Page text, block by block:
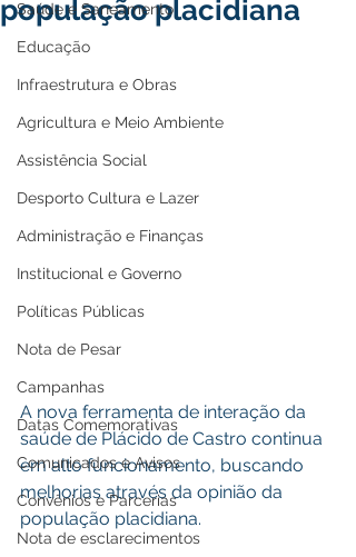
Saúde e Saneamento
Educação
Infraestrutura e Obras
Agricultura e Meio Ambiente
Assistência Social
Desporto Cultura e Lazer
Administração e Finanças
Institucional e Governo
Políticas Públicas
Nota de Pesar
Campanhas
Datas Comemorativas
Comunicados e Avisos
Convênios e Parcerias
Nota de esclarecimentos
população placidiana
A nova ferramenta de interação da
saúde de Plácido de Castro continua
em alto funcionamento, buscando
melhorias através da opinião da
população placidiana.